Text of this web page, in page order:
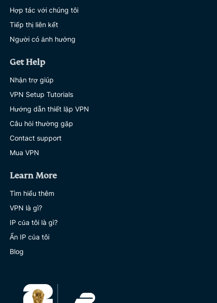
Hợp tác với chúng tôi
Tiếp thị liên kết
Người có ảnh hưởng
Get Help
Nhận trợ giúp
VPN Setup Tutorials
Hướng dẫn thiết lập VPN
Câu hỏi thường gặp
Contact support
Mua VPN
Learn More
Tìm hiểu thêm
VPN là gì?
IP của tôi là gì?
Ẩn IP của tôi
Blog